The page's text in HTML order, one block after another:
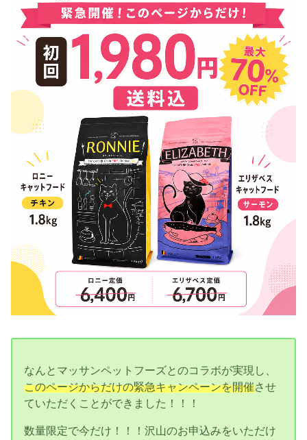
なんとマッサンペットフーズとのコラボが実現し、
このページからだけの緊急キャンペーンを開催させ
ていただくことができました！！！
数量限定で今だけ！！！沢山のお申込みをいただけ